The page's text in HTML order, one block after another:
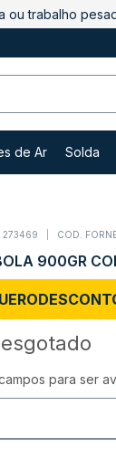
ou trabalho
de Ar Solda
273469 COD.
900GR
para ser